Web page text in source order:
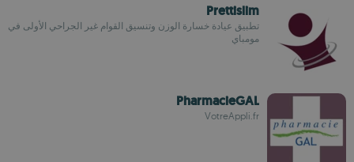
Prettislim
تطبيق عيادة خسارة الوزن وتنسيق القوام غير الجراحي الأولى في
مومباي
PharmacieGAL
VotreAppli.fr